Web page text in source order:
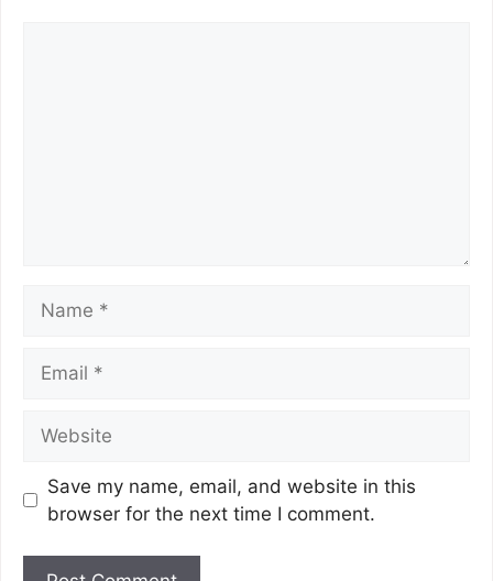
Save my name, email, and website in this
browser for the next time I comment.